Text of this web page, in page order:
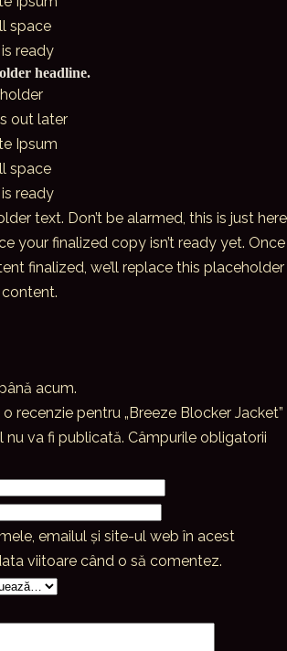
space
ready
headline.
out later
Ipsum
space
ready
text. Don’t be alarmed, this is just here
your finalized copy isn’t ready yet. Once
finalized, we’ll replace this placeholder
acum.
recenzie pentru „Breeze Blocker Jacket”
nu va fi publicată. Câmpurile obligatorii
emailul și site-ul web în acest
viitoare când o să comentez.